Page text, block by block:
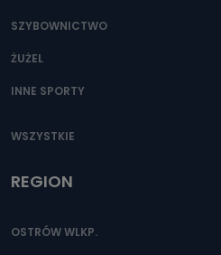
SZYBOWNICTWO
ŻUŻEL
INNE SPORTY
WSZYSTKIE
REGION
OSTRÓW WLKP.